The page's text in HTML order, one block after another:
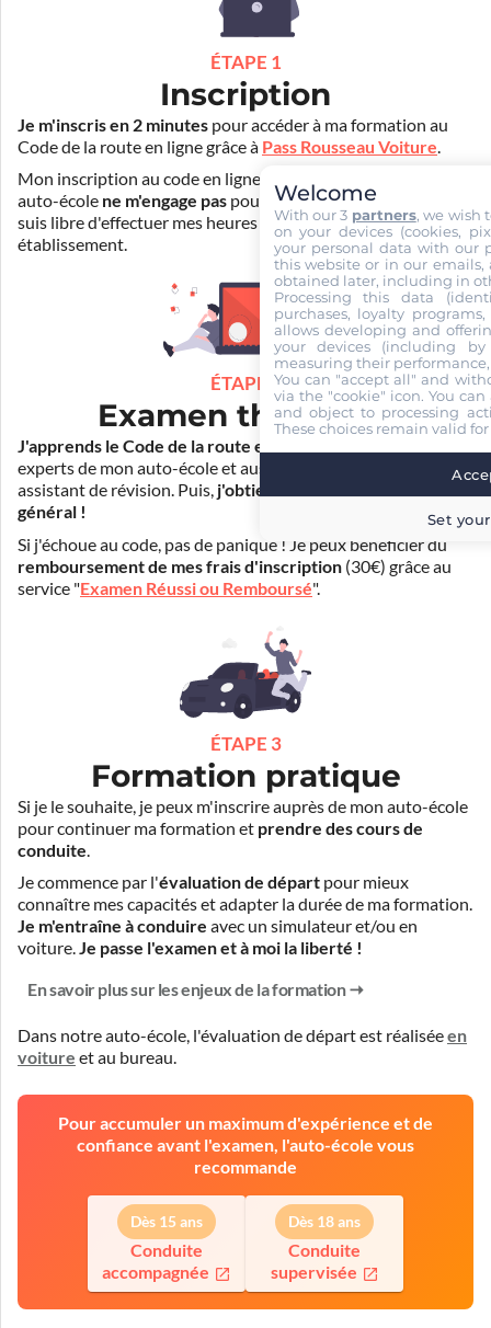
ÉTAPE 1
Inscription
Je m'inscris en 2 minutes pour accéder à ma formation au
Code de la route en ligne grâce à Pass Rousseau Voiture
Mon inscription au code en ligne voiture auprès de mon
auto-école ne m'engage pas pour la suite de ma formation. Je
suis libre d'effectuer mes heures de conduite dans un autre
établissement.
ÉTAPE 2
Examen théorique
J'apprends le Code de la route en ligne
experts de mon auto-école et aussi par Mister Codes, mon
assistant de révision. Puis, j'obtiens l'examen théorique
général !
Si j'échoue au code, pas de panique ! Je peux bénéficier du
remboursement de mes frais d'inscription (30€) grâce au
service "Examen Réussi ou Remboursé".
ÉTAPE 3
Formation pratique
Si je le souhaite, je peux m'inscrire auprès de mon auto-école
pour continuer ma formation et prendre des cours de
conduite.
Je commence par l'évaluation de départ pour mieux
connaître mes capacités et adapter la durée de ma formation.
Je m'entraîne à conduire avec un simulateur et/ou en
voiture.Je passe l'examen et à moi la liberté !
En savoir plus sur les enjeux de la formation
Dans notre auto-école, l'évaluation de départ est réaliséeen
voiture etau bureau.
Pour accumuler un maximum d'expérience et de
confiance avant l'examen, l'auto-école vous
recommande
Dès 15 ans
Conduite
accompagnée
Dès 18 ans
Conduite
supervisée
Welcome
With our 3 partners, we wish
on your devices (cookies,
your personal data with our
this website or in our emails,
obtained later, including in
Processing this data
purchases, loyalty
allows developing and
your devices (including
measuring their
You can "accept all" and
via the "cookie" icon. You
and object to processing
These choices remain valid
Set